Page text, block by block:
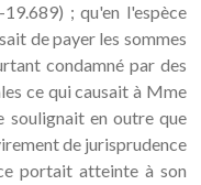
; qu'en l'espèce
de payer les sommes
condamné par des
ce qui causait à Mme
soulignait en outre que
de jurisprudence
portait atteinte à son